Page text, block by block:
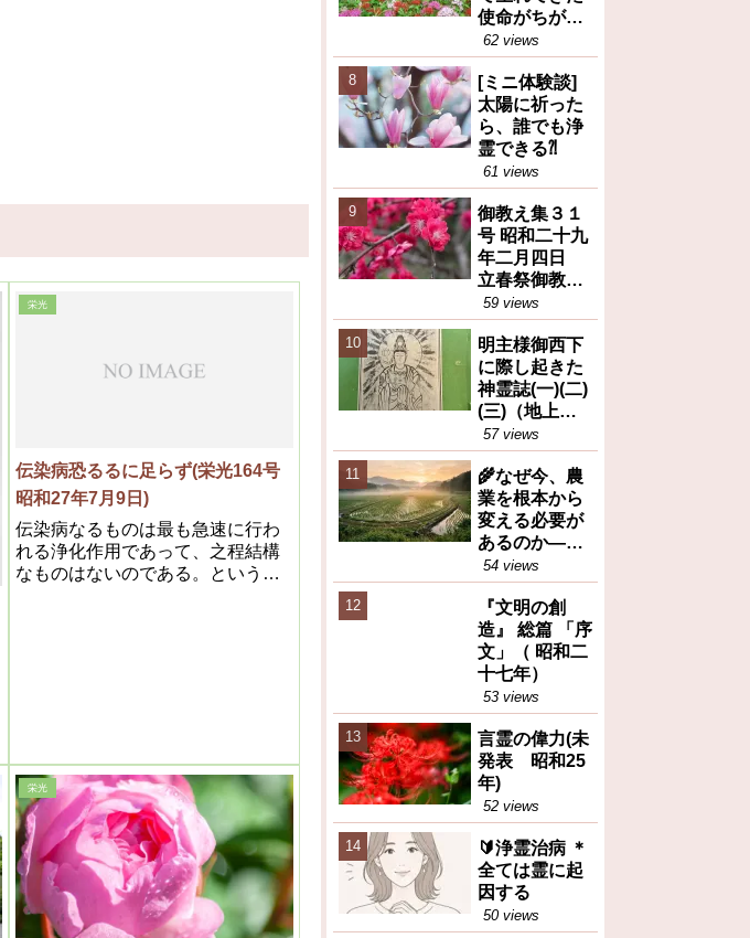
栄光
伝染病恐るるに足らず(栄光164号
昭和27年7月9日)
伝染病なるものは最も急速に行わ
れる浄化作用であって、之程結構
なものはないのである。というの
るので、人体は実によく出来てい
るのである。処が面白い事には其
濁りを解消する作用として、黴菌
という微生虫が発生して其仕事を
する。即ち黴菌は其濁りの微粒子
を喰いつつ繁殖するのであるから
つまり濁血の不純物こそ黴菌の食
物になる訳で、殖菌作用ではなく
栄光
使命がちがう
(御教え集27号
昭和28年10月
6日③)
62 views
[ミニ体験談]
太陽に祈った
ら、誰でも浄
霊できる⁈
61 views
御教え集３１
号 昭和二十九
年二月四日
立春祭御教え
※人間が善と
か悪とか決め
るのは大変な
間違い等
59 views
明主様御西下
に際し起きた
神霊誌(一)(二)
(三)（地上天
国31号 昭和26
年12月25日）
57 views
🌾なぜ今、農
業を根本から
変える必要が
あるのか――
岡田茂吉が訴
えた食糧問題
の本質（トピ
ックス）
54 views
『文明の創
造』 総篇 「序
文」（ 昭和二
十七年）
53 views
言霊の偉力(未
発表 昭和25
年)
52 views
🔰浄霊治病 ＊
全ては霊に起
因する
50 views